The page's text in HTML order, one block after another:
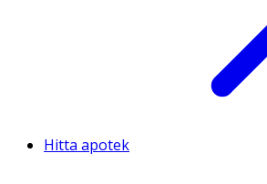
Hitta apotek